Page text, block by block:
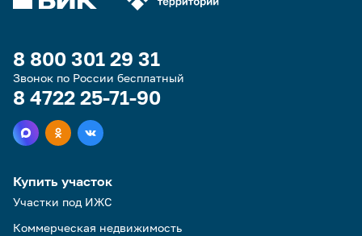
8 800 301 29 31
Звонок по России бесплатный
8 4722 25-71-90
Купить участок
Участки под ИЖС
Коммерческая недвижимость